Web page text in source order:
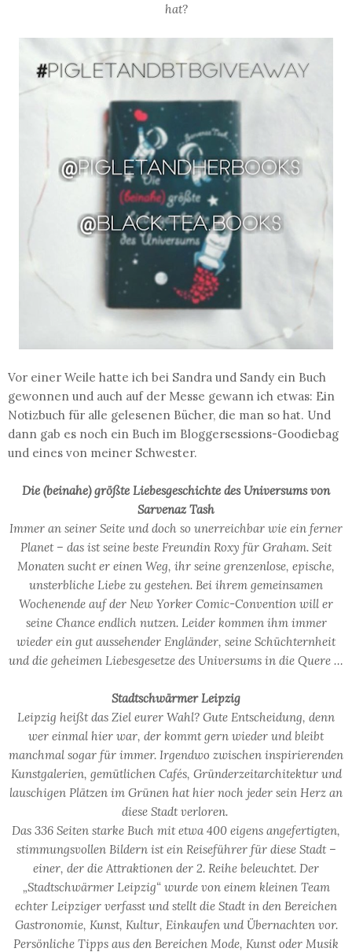
hat?
Vor einer Weile hatte ich bei Sandra und Sandy ein Buch
gewonnen und auch auf der Messe gewann ich etwas: Ein
Notizbuch für alle gelesenen Bücher, die man so hat. Und
dann gab es noch ein Buch im Bloggersessions-Goodiebag
und eines von meiner Schwester.
Die (beinahe) größte Liebesgeschichte des Universums von
Sarvenaz Tash
Immer an seiner Seite und doch so unerreichbar wie ein ferner
Planet – das ist seine beste Freundin Roxy für Graham. Seit
Monaten sucht er einen Weg, ihr seine grenzenlose, epische,
unsterbliche Liebe zu gestehen. Bei ihrem gemeinsamen
Wochenende auf der New Yorker Comic-Convention will er
seine Chance endlich nutzen. Leider kommen ihm immer
wieder ein gut aussehender Engländer, seine Schüchternheit
und die geheimen Liebesgesetze des Universums in die Quere …
Stadtschwärmer Leipzig
Leipzig heißt das Ziel eurer Wahl? Gute Entscheidung, denn
wer einmal hier war, der kommt gern wieder und bleibt
manchmal sogar für immer. Irgendwo zwischen inspirierenden
Kunstgalerien, gemütlichen Cafés, Gründerzeitarchitektur und
lauschigen Plätzen im Grünen hat hier noch jeder sein Herz an
diese Stadt verloren.
Das 336 Seiten starke Buch mit etwa 400 eigens angefertigten,
stimmungsvollen Bildern ist ein Reiseführer für diese Stadt –
einer, der die Attraktionen der 2. Reihe beleuchtet. Der
„Stadtschwärmer Leipzig“ wurde von einem kleinen Team
echter Leipziger verfasst und stellt die Stadt in den Bereichen
Gastronomie, Kunst, Kultur, Einkaufen und Übernachten vor.
Persönliche Tipps aus den Bereichen Mode, Kunst oder Musik